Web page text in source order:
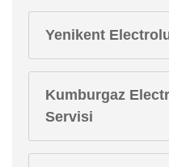
Yenikent
Kumburgaz
Servisi